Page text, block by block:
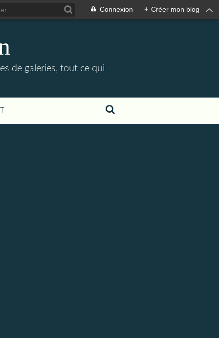
Connexion + Créer mon blog
de galeries, tout ce qui